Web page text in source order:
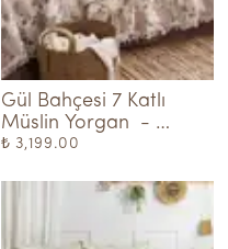
Gül Bahçesi 7 Katlı
Müslin Yorgan  -
PEMBE-KREM
₺ 3,199.00